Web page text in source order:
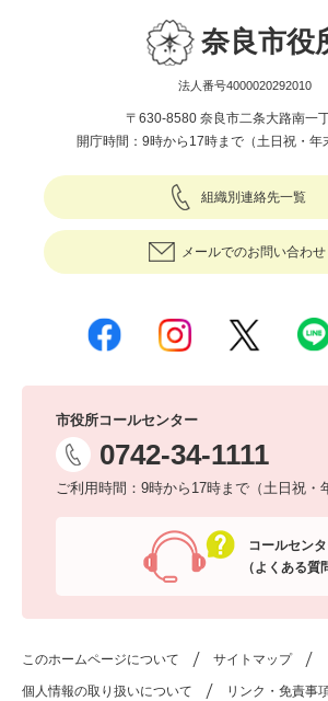
奈良市役
法人番号4000020292010
〒630-8580 奈良市二条大路南一
開庁時間：9時から17時まで（土日祝・年
組織別連絡先一覧
メールでのお問い合わせ
市役所コールセンター
0742-34-1111
ご利用時間：9時から17時まで（土日祝・
コールセン
（よくある質
このホームページについて サイトマップ
個人情報の取り扱いについて リンク・免責事